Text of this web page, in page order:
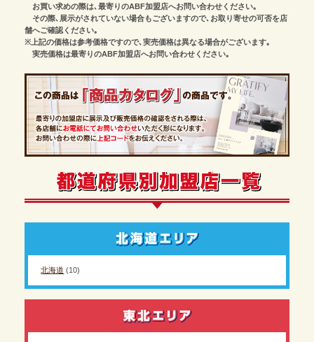
お買い求めの際は､最寄りのABF加盟店へお問い合わせください｡
その際､展示がされていない場合もございますので､お取り寄せの可否を店
舗へご確認ください｡
※上記の価格は参考価格ですので､実売価格は異なる場合がございます｡
実売価格は最寄りのABF加盟店へお問い合わせください｡
北海道 (10)